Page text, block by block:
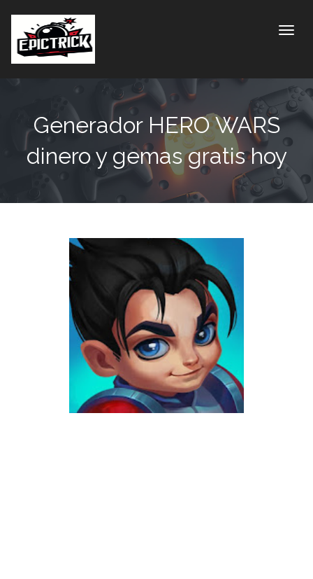
Generador HERO WARS
dinero y gemas gratis hoy